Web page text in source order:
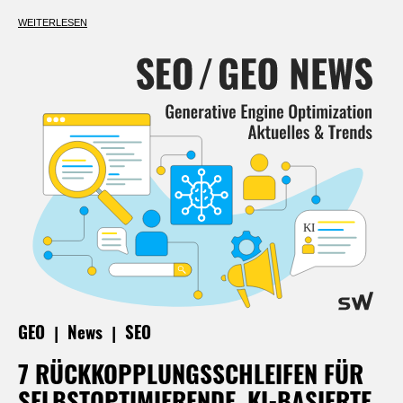
WEITERLESEN
GEO News SEO
7 RÜCKKOPPLUNGSSCHLEIFEN FÜR